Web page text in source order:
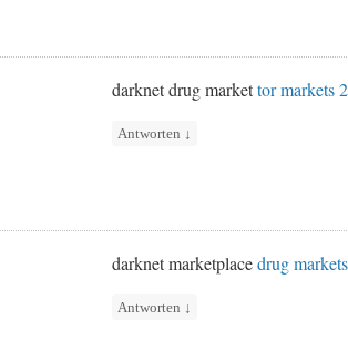
darknet drug markettor markets
Antworten ↓
darknet marketplacedrug
Antworten ↓